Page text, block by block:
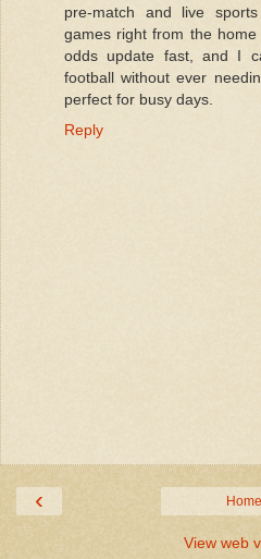
pre-match and live
games right from the
odds update fast, and I
football without ever
perfect for busy days.
Reply
‹ Home
View web